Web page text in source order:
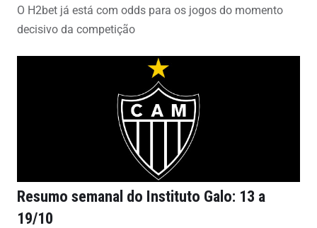
O H2bet já está com odds para os jogos do momento
decisivo da competição
Resumo semanal do Instituto Galo: 13 a
19/10